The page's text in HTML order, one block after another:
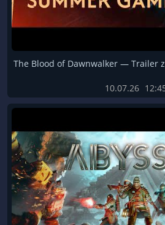
The Blood of Dawnwalker — Trailer
10.07.26